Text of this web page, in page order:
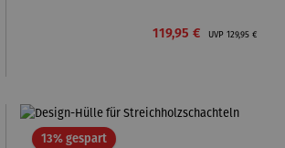
Verkaufspreis:
119,95 € UVP Regulärer Preis:
129,95 €
13% gespartRabatt